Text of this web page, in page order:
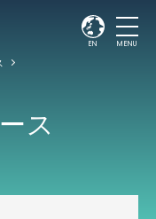
EN MENU
ス